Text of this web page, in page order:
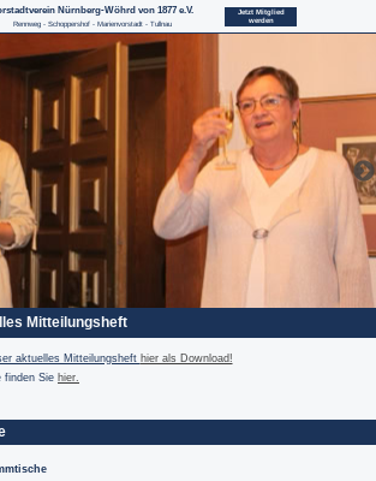
Nürnberg-Wöhrd von 1877 e.V.
Rennweg - Schoppershof - Marienvorstadt - Tullnau
Jetzt Mitglied
werden
Mitteilungsheft
aktuelles Mitteilungsheft hier als Download!
finden Sie hier.